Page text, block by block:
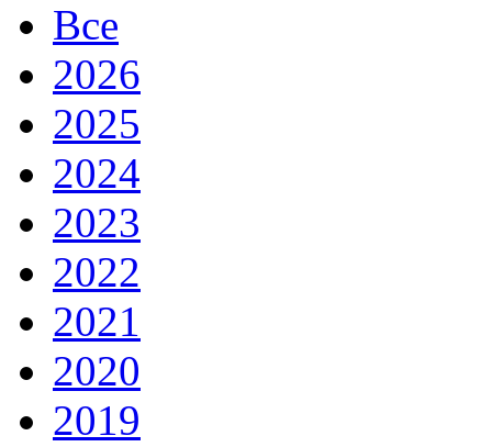
Все
2026
2025
2024
2023
2022
2021
2020
2019